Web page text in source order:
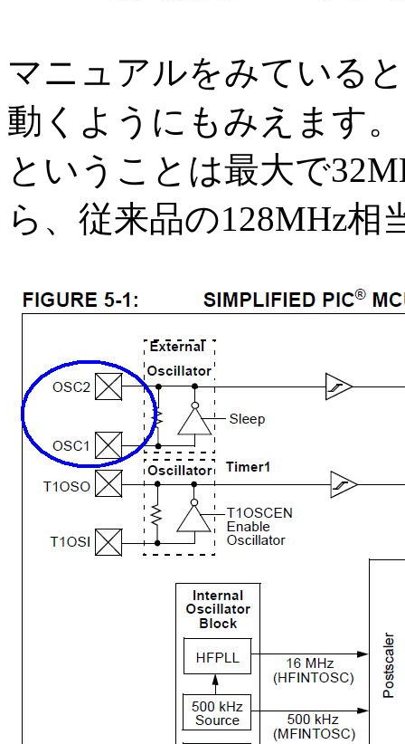
マニュアルをみている
動くようにもみえます。
ということは最大で
ら、従来品の128MHz相